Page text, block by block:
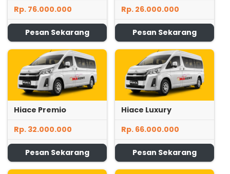
Rp. 76.000.000
Pesan Sekarang
Rp. 26.000.000
Pesan Sekarang
Hiace Premio
Rp. 32.000.000
Pesan Sekarang
Hiace Luxury
Rp. 66.000.000
Pesan Sekarang